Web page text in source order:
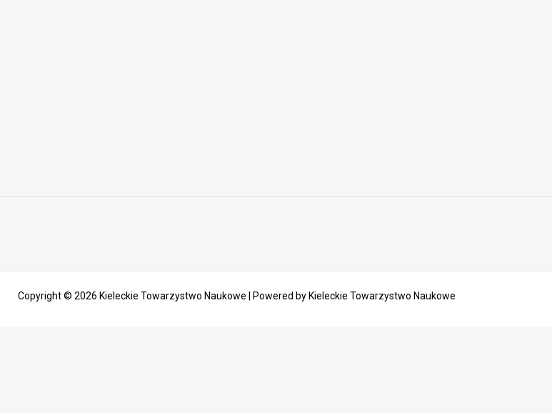
Copyright © 2026 Kieleckie Towarzystwo Naukowe | Powered by Kieleckie Towarzystwo Naukowe